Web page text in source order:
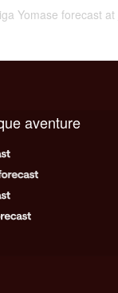
Yomase forecast at
aventure